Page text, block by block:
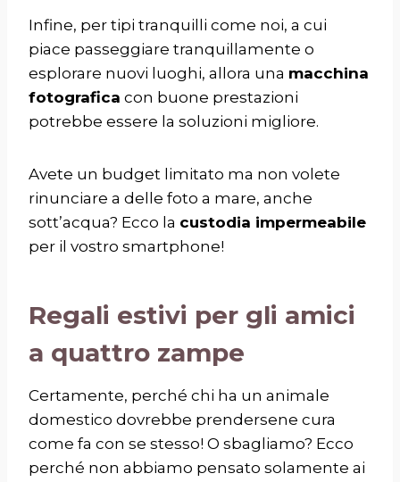
Infine, per tipi tranquilli come noi, a cui
piace passeggiare tranquillamente o
esplorare nuovi luoghi, allora una macchina
fotografica con buone prestazioni
potrebbe essere la soluzioni migliore.
Avete un budget limitato ma non volete
rinunciare a delle foto a mare, anche
sott’acqua? Ecco la custodia impermeabile
per il vostro smartphone!
Regali estivi per gli amici
a quattro zampe
Certamente, perché chi ha un animale
domestico dovrebbe prendersene cura
come fa con se stesso! O sbagliamo? Ecco
perché non abbiamo pensato solamente ai